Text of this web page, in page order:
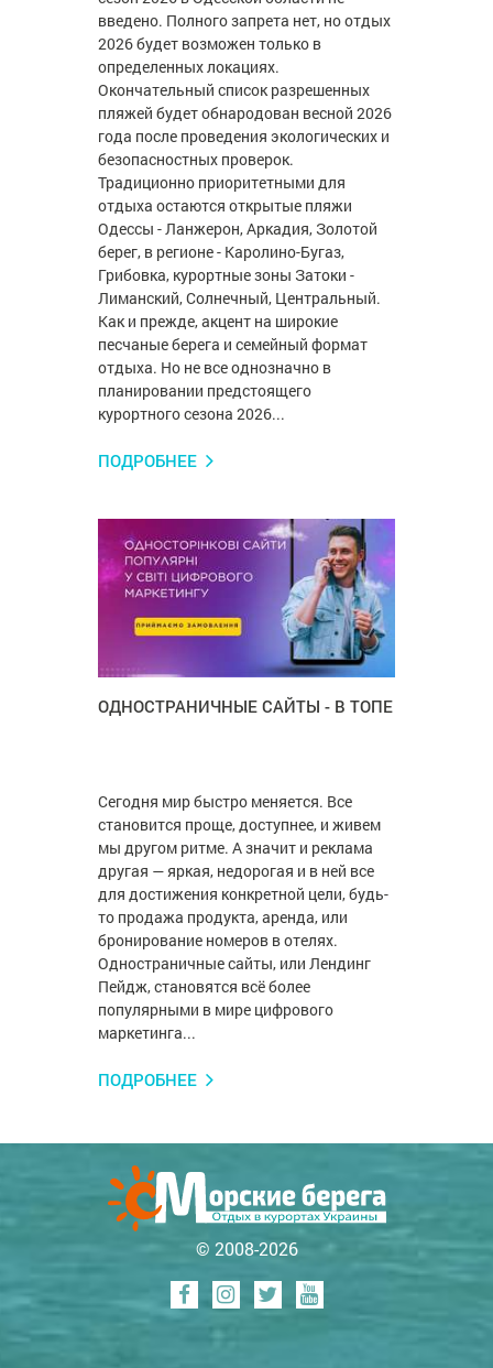
введено. Полного запрета нет, но отдых
2026 будет возможен только в
определенных локациях.
Окончательный список разрешенных
пляжей будет обнародован весной 2026
года после проведения экологических и
безопасностных проверок.
Традиционно приоритетными для
отдыха остаются открытые пляжи
Одессы - Ланжерон, Аркадия, Золотой
берег, в регионе - Каролино-Бугаз,
Грибовка, курортные зоны Затоки -
Лиманский, Солнечный, Центральный.
Как и прежде, акцент на широкие
песчаные берега и семейный формат
отдыха. Но не все однозначно в
планировании предстоящего
курортного сезона 2026...
ПОДРОБНЕЕ
ОДНОСТРАНИЧНЫЕ САЙТЫ - В ТОПЕ
Сегодня мир быстро меняется. Все
становится проще, доступнее, и живем
мы другом ритме. А значит и реклама
другая — яркая, недорогая и в ней все
для достижения конкретной цели, будь-
то продажа продукта, аренда, или
бронирование номеров в отелях.
Одностраничные сайты, или Лендинг
Пейдж, становятся всё более
популярными в мире цифрового
маркетинга...
ПОДРОБНЕЕ
© 2008-2026